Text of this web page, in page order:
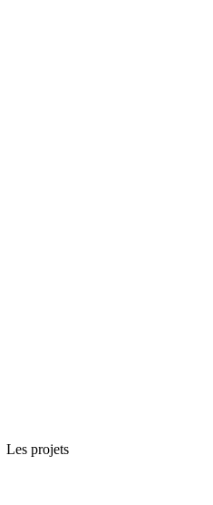
Les projets